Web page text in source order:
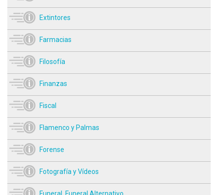
Extintores
Farmacias
Filosofía
Finanzas
Fiscal
Flamenco y Palmas
Forense
Fotografía y Vídeos
Funeral. Funeral Alternativo